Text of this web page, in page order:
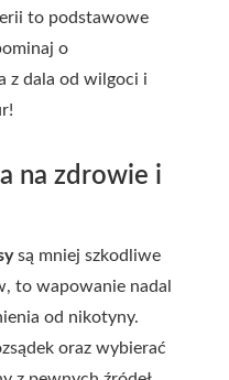
to podstawowe
o
z dala od wilgoci i
na zdrowie i
są mniej szkodliwe
to wapowanie nadal
od nikotyny.
oraz wybierać